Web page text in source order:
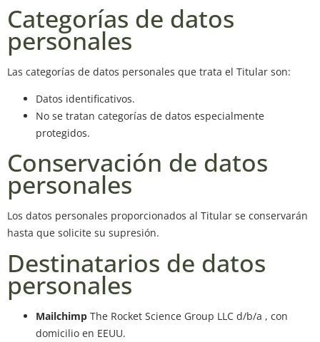
Categorías de datos
personales
Las categorías de datos personales que trata el Titular son:
Datos identificativos.
No se tratan categorías de datos especialmente
protegidos.
Conservación de datos
personales
Los datos personales proporcionados al Titular se conservarán
hasta que solicite su supresión.
Destinatarios de datos
personales
Mailchimp The Rocket Science Group LLC d/b/a , con
domicilio en EEUU.